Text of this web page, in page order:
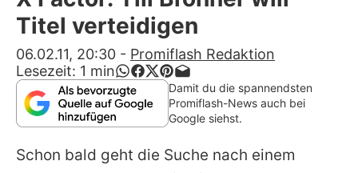
Alle Themen auf Promiflash
Jobs
App runterladen
Team
Redaktionelle Richtlinien
Titel verteidigen
06.02.11, 20:30 - Promiflash Redaktion
Lesezeit: 1 min
Damit du die spannendsten
Promiflash-News auch bei
Google siehst.
Schon bald geht die Suche nach einem